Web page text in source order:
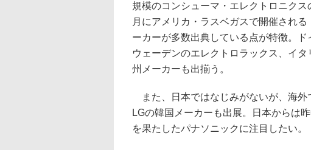
規模のコンシューマ・エレクトロニク
月にアメリカ・ラスベガスで開催され
ーカーが多数出典している点が特徴。
ウェーデンのエレクトロラックス、イ
州メーカーも出揃う。
また、日本ではなじみがないが、海外
LGの韓国メーカーも出展。日本からは
を果たしたパナソニックに注目したい。